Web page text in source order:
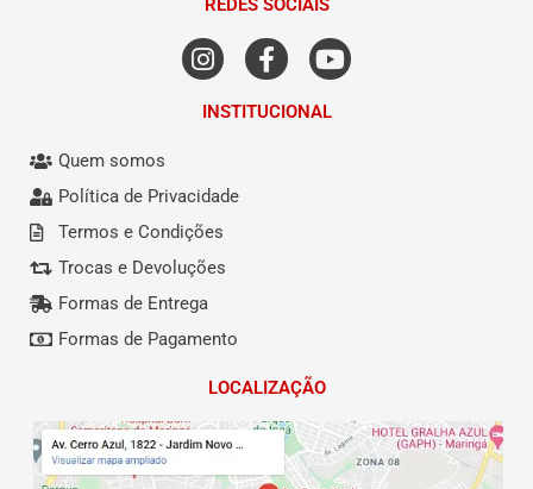
REDES SOCIAIS
INSTITUCIONAL
Quem somos
Política de Privacidade
Termos e Condições
Trocas e Devoluções
Formas de Entrega
Formas de Pagamento
LOCALIZAÇÃO